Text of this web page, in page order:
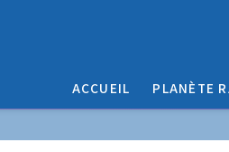
ACCUEIL PLANÈTE